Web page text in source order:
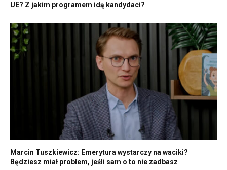
UE? Z jakim programem idą kandydaci?
Marcin Tuszkiewicz: Emerytura wystarczy na waciki?
Będziesz miał problem, jeśli sam o to nie zadbasz